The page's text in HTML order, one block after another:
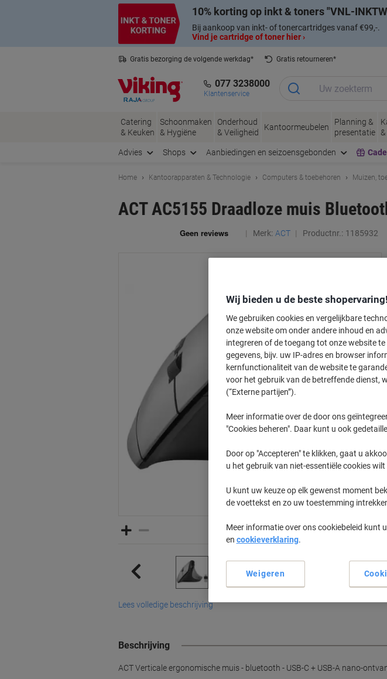
10% korting op inkt & toners VNL-
Bij aankoop van inkt- of tonercartridges vanaf €99,-.
Vind je cartridge of toner hier ›
Gratis bezorging de volgende werkdag*
Gratis retourneren*
077 3238000
Klantenservice
Catering
& Keuken
Schoonmaken
& Hygiëne
Onderhoud
& Veiligheid
Kantoormeubelen
Planning &
presentatie
Advies Shops Aanbiedingen en seizoensgebonden
Home Kantoorapparaten & Technologie Computers & toebehoren Muizen,
ACT AC5155 Draadloze muis
Merk: ACT Productnr.: 1185932
Lees volledige beschrijving
Beschrijving
ACT Verticale ergonomische muis - bluetooth - USB-C + USB-A nano-
Wij bieden u de beste shopervaring!
We gebruiken cookies en vergelijkbare
onze website om onder andere inhoud en
integreren of de toegang tot onze website
gegevens, bijv. uw IP-adres en browser
kernfunctionaliteit van de website te
voor het gebruik van de betreffende dienst,
(“Externe partijen”).
Meer informatie over de door ons
"Cookies beheren". Daar kunt u ook
Door op "Accepteren" te klikken, gaat u
u het gebruik van niet-essentiële cookies wilt
U kunt uw keuze op elk gewenst moment
de voettekst en zo uw toestemming
Meer informatie over ons cookiebeleid kunt
en cookieverklaring.
Weigeren